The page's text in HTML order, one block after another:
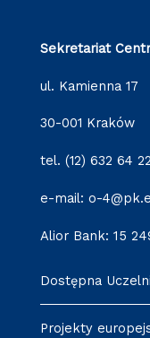
Sekretariat
ul. Kamienna 17
30-001 Kraków
tel. (12) 632 64 22
e-mail: o-
Alior Bank: 15
Dostępna
Projekty